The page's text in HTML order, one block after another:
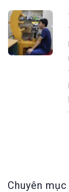
Chuyên mục